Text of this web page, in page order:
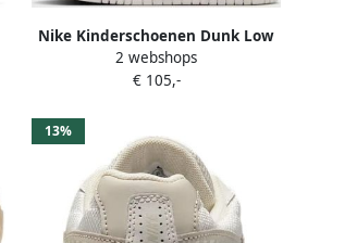
Nike Kinderschoenen Dunk Low
Bruin
2 webshops
€ 105,-
13%